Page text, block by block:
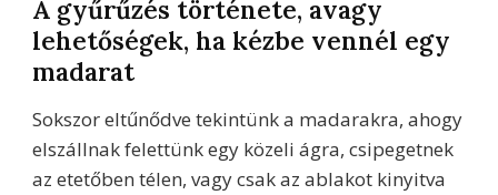
A gyűrűzés története, avagy
lehetőségek, ha kézbe vennél egy
madarat
Sokszor eltűnődve tekintünk a madarakra, ahogy
elszállnak felettünk egy közeli ágra, csipegetnek
az etetőben télen, vagy csak az ablakot kinyitva